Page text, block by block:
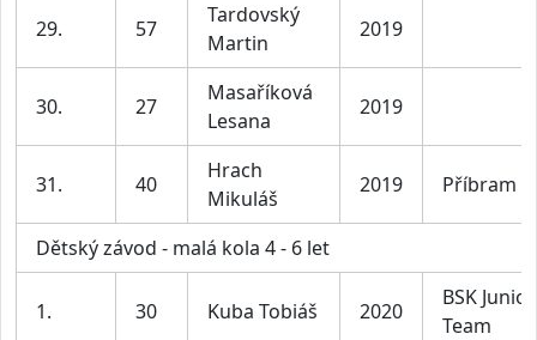
29. 57
Tardovský
Martin
2019
30. 27
Masaříková
Lesana
2019
31. 40
Hrach
Mikuláš
2019 Příbram
Dětský závod - malá kola 4 - 6 let
1. 30 Kuba Tobiáš 2020
BSK
Team